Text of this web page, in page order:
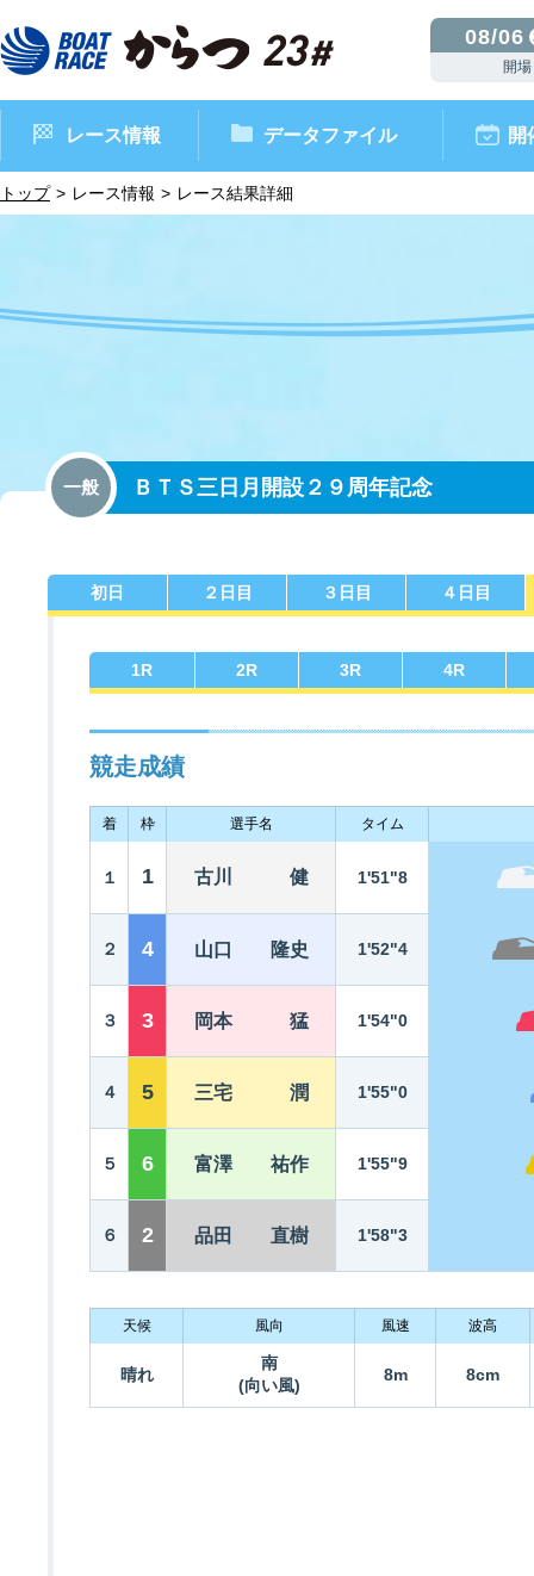
08/06
開場
レース情報
今節の進入コース別成績
今節出場選手のマル得情報
データファイル
佐賀支部選手一覧 記念競走優勝選手一覧
開
トップ レース情報 レース結果詳細
一般 ＢＴＳ三日月開設２９周年記念
初日 ２日目 ３日目 ４日目
1R 2R 3R 4R
競走成績
着 枠 選手名 タイム
１ 1 古川 健 1'51"8
２ 4 山口 隆史 1'52"4
３ 3 岡本 猛 1'54"0
４ 5 三宅 潤 1'55"0
５ 6 富澤 祐作 1'55"9
６ 2 品田 直樹 1'58"3
天候 風向 風速 波高
晴れ
南
(向い風)
8m 8cm